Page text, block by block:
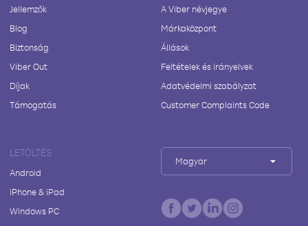
Jellemzők
Blog
Biztonság
Viber Out
Díjak
Támogatás
A Viber névjegye
Márkaközpont
Állások
Feltételek és irányelvek
Adatvédelmi szabályzat
Customer Complaints Code
LETÖLTÉS
Android
iPhone & iPad
Windows PC
Magyar